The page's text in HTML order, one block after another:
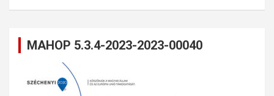
MAHOP 5.3.4-2023-2023-00040